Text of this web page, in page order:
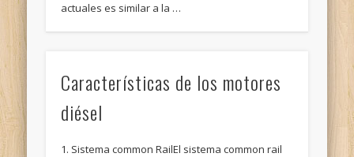
actuales es similar a la …
Características de los motores
diésel
1. Sistema common RailEl sistema common rail